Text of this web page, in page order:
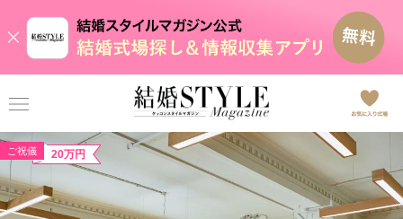
ご祝儀 20万円